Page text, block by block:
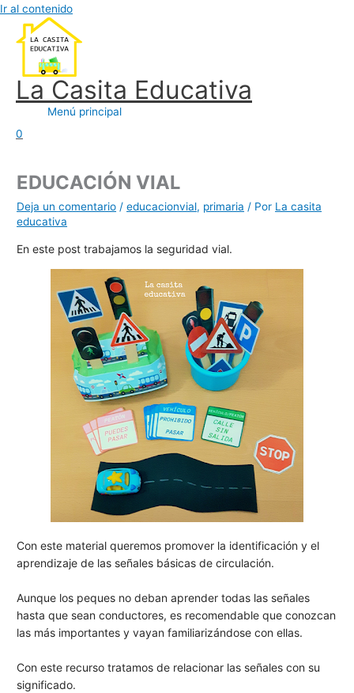
Ir al contenido
La Casita Educativa
Menú principal
0
EDUCACIÓN VIAL
Deja un comentario /educacionvial, primaria / Por La casita
educativa
En este post trabajamos la seguridad vial.
Con este material queremos promover la identificación y el
aprendizaje de las señales básicas de circulación.
Aunque los peques no deban aprender todas las señales
hasta que sean conductores, es recomendable que conozcan
las más importantes y vayan familiarizándose con ellas.
Con este recurso tratamos de relacionar las señales con su
significado.